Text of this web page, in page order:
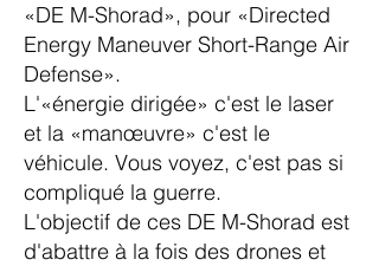
«DE M-Shorad», pour «Directed
Energy Maneuver Short-Range Air
Defense».
L'«énergie dirigée» c'est le laser
et la «manœuvre» c'est le
véhicule. Vous voyez, c'est pas si
compliqué la guerre.
L'objectif de ces DE M-Shorad est
d'abattre à la fois des drones et